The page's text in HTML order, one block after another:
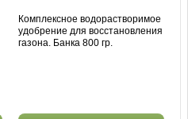
Комплексное водорастворимое
удобрение для восстановления
газона. Банка 800 гр.